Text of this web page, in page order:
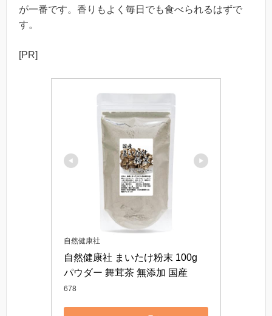
が一番です。香りもよく毎日でも食べられるはずで
す。
[PR]
自然健康社
自然健康社 まいたけ粉末 100g
パウダー 舞茸茶 無添加 国産
678